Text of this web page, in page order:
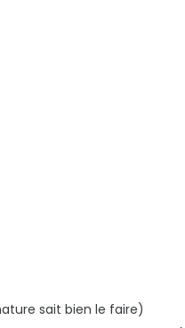
sait bien le faire)